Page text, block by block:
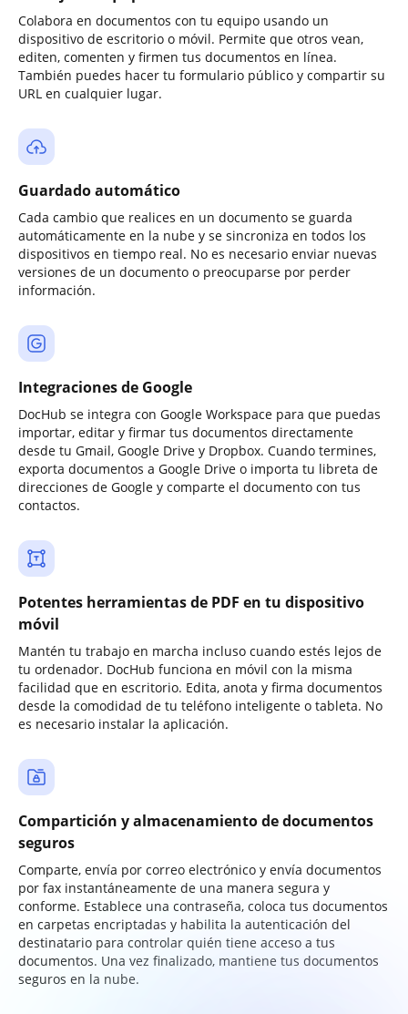
Colabora en documentos con tu equipo usando un
dispositivo de escritorio o móvil. Permite que otros vean,
editen, comenten y firmen tus documentos en línea.
También puedes hacer tu formulario público y compartir su
URL en cualquier lugar.
Guardado automático
Cada cambio que realices en un documento se guarda
automáticamente en la nube y se sincroniza en todos los
dispositivos en tiempo real. No es necesario enviar nuevas
versiones de un documento o preocuparse por perder
información.
Integraciones de Google
DocHub se integra con Google Workspace para que puedas
importar, editar y firmar tus documentos directamente
desde tu Gmail, Google Drive y Dropbox. Cuando termines,
exporta documentos a Google Drive o importa tu libreta de
direcciones de Google y comparte el documento con tus
contactos.
Potentes herramientas de PDF en tu dispositivo
móvil
Mantén tu trabajo en marcha incluso cuando estés lejos de
tu ordenador. DocHub funciona en móvil con la misma
facilidad que en escritorio. Edita, anota y firma documentos
desde la comodidad de tu teléfono inteligente o tableta. No
es necesario instalar la aplicación.
Compartición y almacenamiento de documentos
seguros
Comparte, envía por correo electrónico y envía documentos
por fax instantáneamente de una manera segura y
conforme. Establece una contraseña, coloca tus documentos
en carpetas encriptadas y habilita la autenticación del
destinatario para controlar quién tiene acceso a tus
documentos. Una vez finalizado, mantiene tus documentos
seguros en la nube.